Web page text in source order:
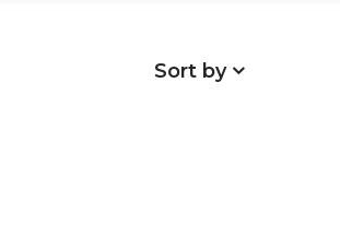
Sort by